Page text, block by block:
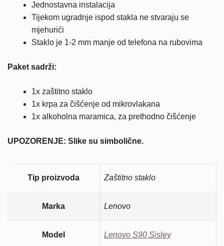
Jednostavna instalacija
Tijekom ugradnje ispod stakla ne stvaraju se
mjehurići
Staklo je 1-2 mm manje od telefona na rubovima
Paket sadrži:
1x zaštitno staklo
1x krpa za čišćenje od mikrovlakana
1x alkoholna maramica, za prethodno čišćenje
UPOZORENJE: Slike su simbolične.
Tip proizvoda Zaštitno staklo
Marka Lenovo
Model Lenovo S90 Sisley